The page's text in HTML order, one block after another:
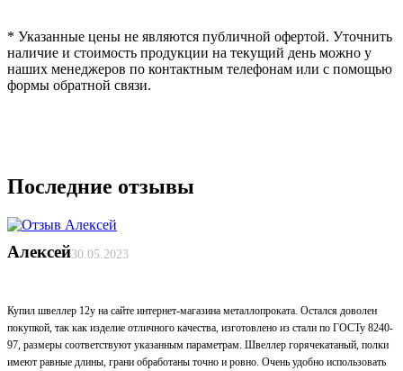
* Указанные цены не являются публичной офертой. Уточнить
наличие и стоимость продукции на текущий день можно у
наших менеджеров по контактным телефонам или с помощью
формы обратной связи.
Последние отзывы
Алексей30.05.2023
Купил швеллер 12у на сайте интернет-магазина металлопроката. Остался доволен
покупкой, так как изделие отличного качества, изготовлено из стали по ГОСТу 8240-
97, размеры соответствуют указанным параметрам. Швеллер горячекатаный, полки
имеют равные длины, грани обработаны точно и ровно. Очень удобно использовать